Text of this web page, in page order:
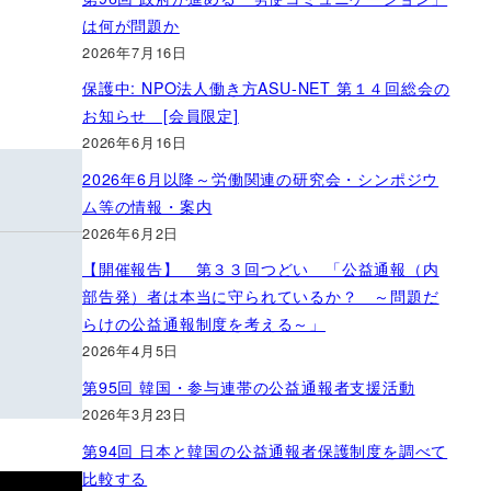
は何が問題か
2026年7月16日
保護中: NPO法人働き方ASU-NET 第１４回総会の
お知らせ [会員限定]
2026年6月16日
2026年6月以降～労働関連の研究会・シンポジウ
ム等の情報・案内
2026年6月2日
【開催報告】 第３３回つどい 「公益通報（内
部告発）者は本当に守られているか？ ～問題だ
らけの公益通報制度を考える～」
2026年4月5日
第95回 韓国・参与連帯の公益通報者支援活動
2026年3月23日
第94回 日本と韓国の公益通報者保護制度を調べて
比較する